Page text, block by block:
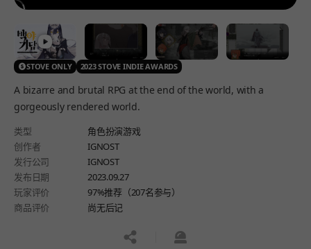
STOVE ONLY 2023 STOVE INDIE AWARDS
A bizarre and brutal RPG at the end of the world, with a
gorgeously rendered world.
类型
角色扮演游戏
创作者
IGNOST
发行公司
IGNOST
发布日期
2023.09.27
玩家评价
97%推荐（207名参与）
商品评价
尚无后记
공유하기신고하기